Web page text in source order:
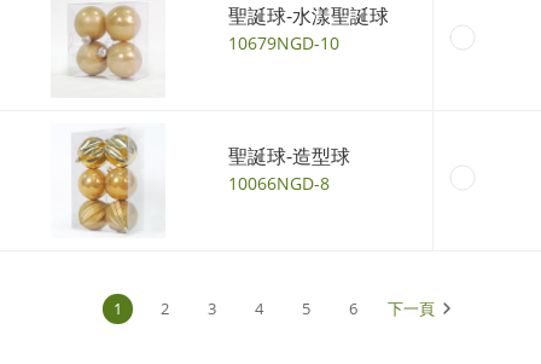
聖誕球-水漾聖誕球
10679NGD-10
聖誕球-造型球
10066NGD-8
1 2 3 4 5 6 下一頁